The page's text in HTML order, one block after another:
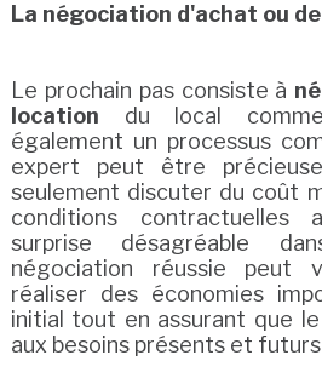
La négociation d'achat ou
Le prochain pas consiste à
location du local
également un processus
expert peut être
seulement discuter du coût
conditions
surprise désagréable
négociation réussie peut
réaliser des économies
initial tout en assurant que
aux besoins présents et